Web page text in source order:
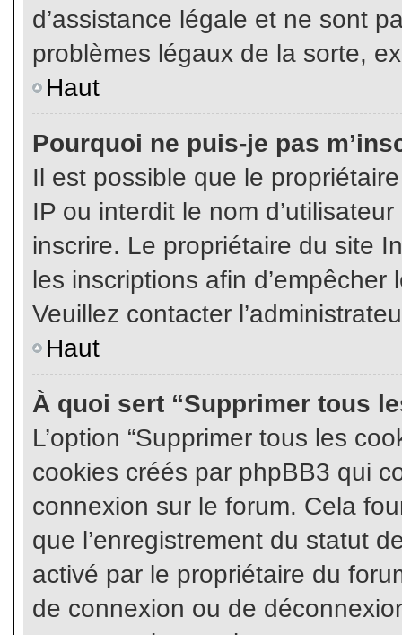
d’assistance légale et ne sont
problèmes légaux de la sorte,
Haut
Pourquoi ne puis-je pas
Il est possible que le
IP ou interdit le nom
inscrire. Le propriétaire du site
les inscriptions afin d’empêcher
Veuillez contacter
Haut
À quoi sert “Supprimer tous
L’option “Supprimer tous les
cookies créés par phpBB3 qui
connexion sur le forum. Cela
que l’enregistrement du statut
activé par le propriétaire du
de connexion ou de